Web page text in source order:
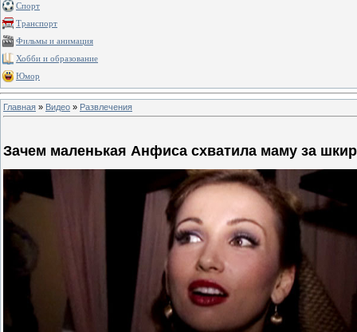
Спорт
Транспорт
Фильмы и анимация
Хобби и образование
Юмор
Главная » Видео » Развлечения
Зачем маленькая Анфиса схватила маму за